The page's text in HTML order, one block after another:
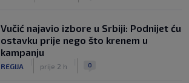
Vučić najavio izbore u Srbiji: Podnijet ću
ostavku prije nego što krenem u
kampanju
REGIJA prije 2 h 0